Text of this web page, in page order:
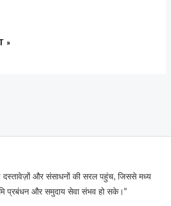
दस्तावेज़ों और संसाधनों की सरल पहुंच, जिससे मध्य
प्रबंधन और समुदाय सेवा संभव हो सके।"